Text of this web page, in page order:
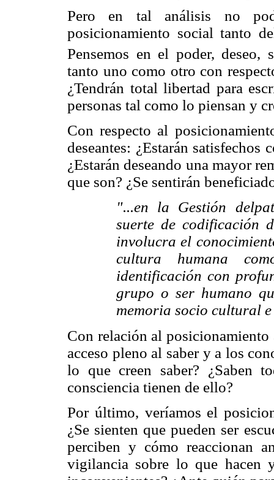
Pero en tal análisis no
posicionamiento social tanto
Pensemos en el poder, deseo,
tanto uno como otro con
¿Tendrán total libertad para
personas tal como lo piensan y
Con respecto al
deseantes: ¿Estarán
¿Estarán deseando una mayor
que son? ¿Se sentirán beneficia
"...en la Gestión
suerte de codificación
involucra el
cultura humana
identificación con
grupo o ser humano
memoria socio cultural
Con relación al posicionamiento
acceso pleno al saber y a los
lo que creen saber? ¿Saben
consciencia tienen de ello?
Por último, veríamos el
¿Se sienten que pueden ser
perciben y cómo reaccionan
vigilancia sobre lo que hacen